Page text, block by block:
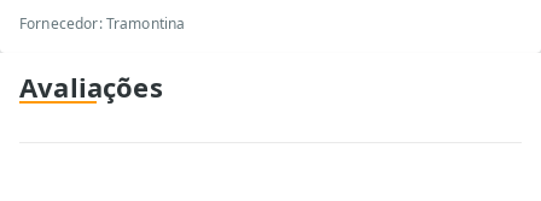
Fornecedor: Tramontina
Avaliações